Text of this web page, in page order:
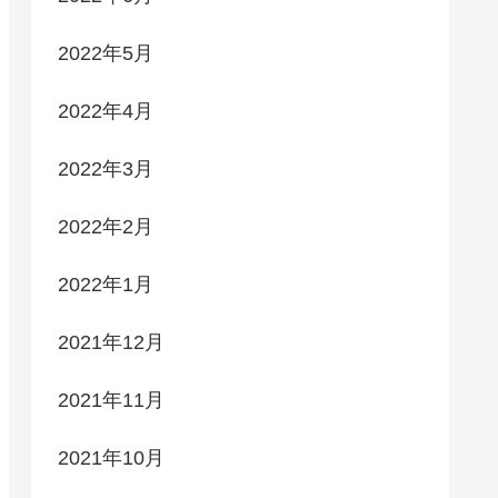
2022年5月
2022年4月
2022年3月
2022年2月
2022年1月
2021年12月
2021年11月
2021年10月